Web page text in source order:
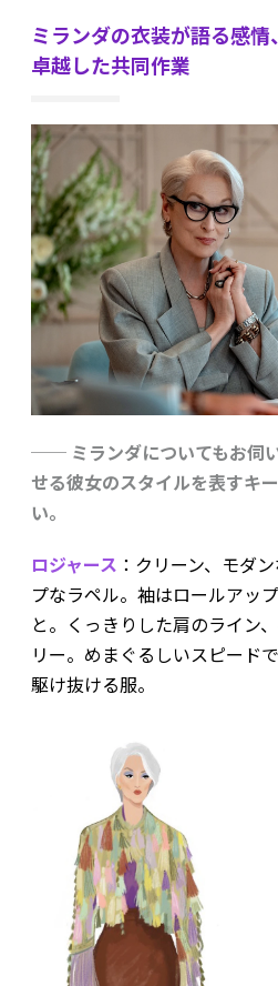
ミランダの衣装が語る感情
卓越した共同作業
── ミランダについてもお伺
せる彼女のスタイルを表すキ
い。
ロジャース ：クリーン、モダ
プなラペル。袖はロールアッ
と。くっきりした肩のライン
リー。めまぐるしいスピード
駆け抜ける服。